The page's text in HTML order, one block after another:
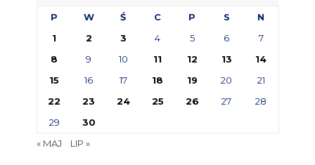
P W Ś C P S
N
1
2 3 4 5 6
7
8
9 10 11 12 13
14
15
16 17 18 19 20
21
22
23 24 25 26 27
28
29
30
« MAJ
LIP »